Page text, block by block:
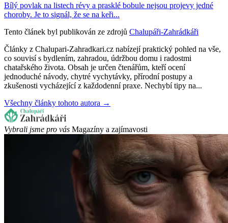
Bílý povlak na listech révy a prasklé bobule nejsou projevy jedné
choroby. Je to signál, že se na keři...
Tento článek byl publikován ze zdrojů Chalupáři-Zahrádkáři
Články z Chalupari-Zahradkari.cz nabízejí praktický pohled na vše,
co souvisí s bydlením, zahradou, údržbou domu i radostmi
chatařského života. Obsah je určen čtenářům, kteří ocení
jednoduché návody, chytré vychytávky, přírodní postupy a
zkušenosti vycházející z každodenní praxe. Nechybí tipy na...
Všechny články tohoto autora →
Vybrali jsme pro vás Magazíny a zajímavosti